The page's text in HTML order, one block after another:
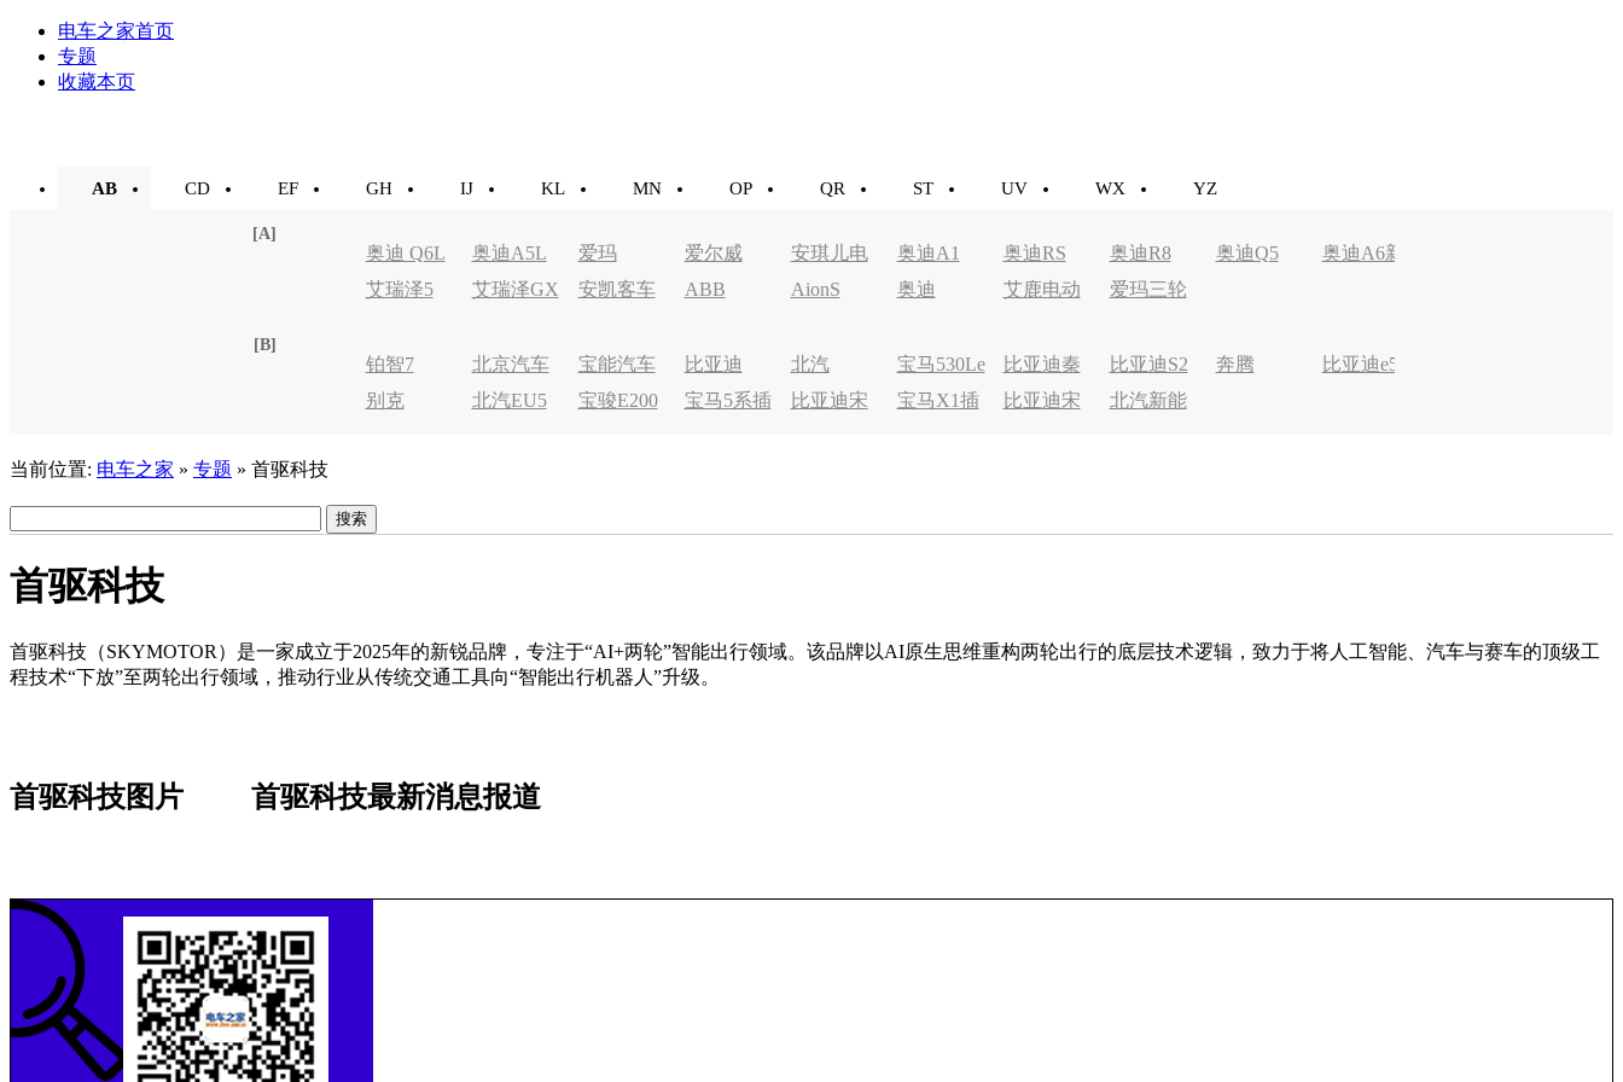
电车之家首页
专题
收藏本页
AB CD EF GH IJ KL MN OP QR ST UV WX YZ
[A]
奥迪 Q6L
e-tron
奥迪A5L 爱玛 爱尔威 安琪儿电
动车
奥迪A1 奥迪RS 奥迪R8 奥迪Q5 奥迪A6新
艾瑞泽5
艾瑞泽GX 安凯客车 ABB AionS 奥迪 艾鹿电动 爱玛三轮
[B]
铂智7 北京汽车
制造厂
宝能汽车 比亚迪 北汽
EV200
宝马530Le 比亚迪秦
EV
比亚迪S2 奔腾 比亚迪e5
别克 北汽EU5 宝骏E200 宝马5系插 比亚迪宋 宝马X1插 比亚迪宋 北汽新能
当前位置: 电车之家 » 专题 » 首驱科技
首驱科技
首驱科技（SKYMOTOR）是一家成立于2025年的新锐品牌，专注于“AI+两轮”智能出行领域。该品牌以AI原生思维重构两轮出行的底层技术逻辑，致力于将人工智能、汽车与赛车的顶级工
程技术“下放”至两轮出行领域，推动行业从传统交通工具向“智能出行机器人”升级。
首驱科技图片 首驱科技最新消息报道